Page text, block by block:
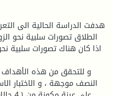
هدفت الدراسة الحالية الى
الطلاق تصورات سلبية نحو
اذا كان هناك تصورات سلبية
و للتحقق من هذه الأهداف
النصف موجهة ، و الاختبار